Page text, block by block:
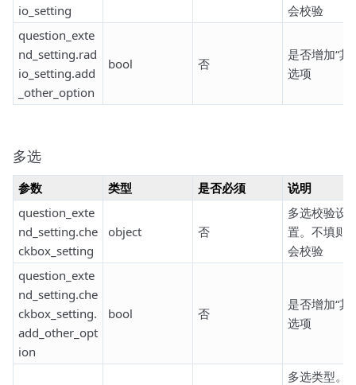
io_setting
会校验
question_exte
nd_setting.rad
io_setting.add
_other_option
bool 否
是否增加“其
选项
多选
参数 类型 是否必须
说明
question_exte
nd_setting.che
ckbox_setting
object 否
多选校验设
置。不填则
会校验
question_exte
nd_setting.che
ckbox_setting.
add_other_opt
ion
bool 否
是否增加“其
选项
多选类型。